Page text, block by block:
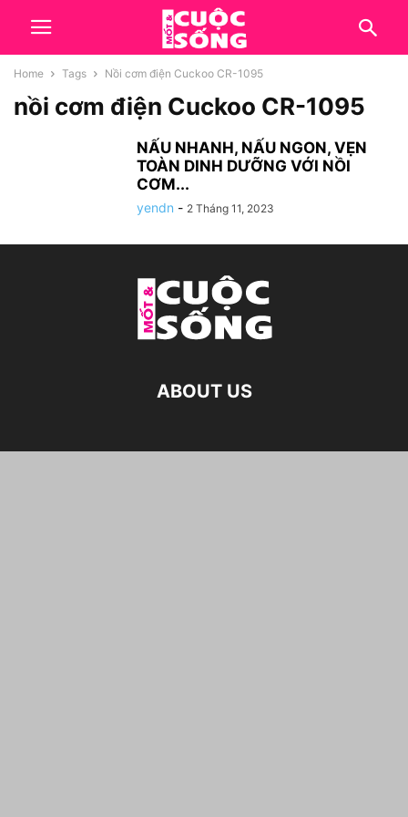
Home Tags Nồi cơm điện Cuckoo CR-1095
nồi cơm điện Cuckoo CR-1095
NẤU NHANH, NẤU NGON, VẸN
TOÀN DINH DƯỠNG VỚI NỒI
CƠM...
yendn - 2 Tháng 11, 2023
ABOUT US